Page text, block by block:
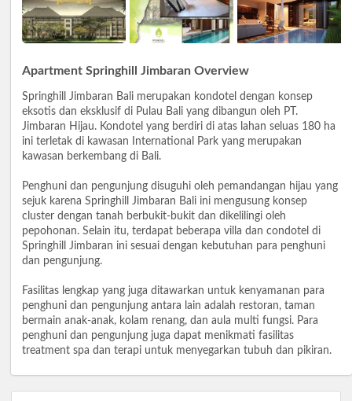
Apartment Springhill Jimbaran Overview
Springhill Jimbaran Bali merupakan kondotel dengan konsep
eksotis dan eksklusif di Pulau Bali yang dibangun oleh PT.
Jimbaran Hijau. Kondotel yang berdiri di atas lahan seluas 180 ha
ini terletak di kawasan International Park yang merupakan
kawasan berkembang di Bali.
Penghuni dan pengunjung disuguhi oleh pemandangan hijau yang
sejuk karena Springhill Jimbaran Bali ini mengusung konsep
cluster dengan tanah berbukit-bukit dan dikelilingi oleh
pepohonan. Selain itu, terdapat beberapa villa dan condotel di
Springhill Jimbaran ini sesuai dengan kebutuhan para penghuni
dan pengunjung.
Fasilitas lengkap yang juga ditawarkan untuk kenyamanan para
penghuni dan pengunjung antara lain adalah restoran, taman
bermain anak-anak, kolam renang, dan aula multi fungsi. Para
penghuni dan pengunjung juga dapat menikmati fasilitas
treatment spa dan terapi untuk menyegarkan tubuh dan pikiran.